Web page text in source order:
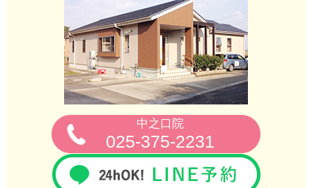
中之口院
025-375-2231